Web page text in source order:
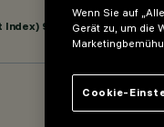
99
Wenn Sie auf
Gerät zu, um die
Cookie-